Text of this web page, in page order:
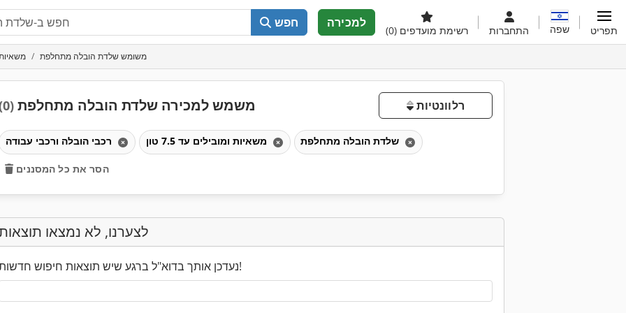
חפש למכירה
רשימת מועדפים (0) התחברות שפה תפריט
משאיות משומש שלדת הובלה מתחלפת
משמש למכירה שלדת הובלה מתחלפת (0) רלוונטיות
הסר את כל המסננים
לצערנו, לא נמצאו
נעדכן אותך בדוא"ל ברגע שיש תוצאות חיפוש חדשות!